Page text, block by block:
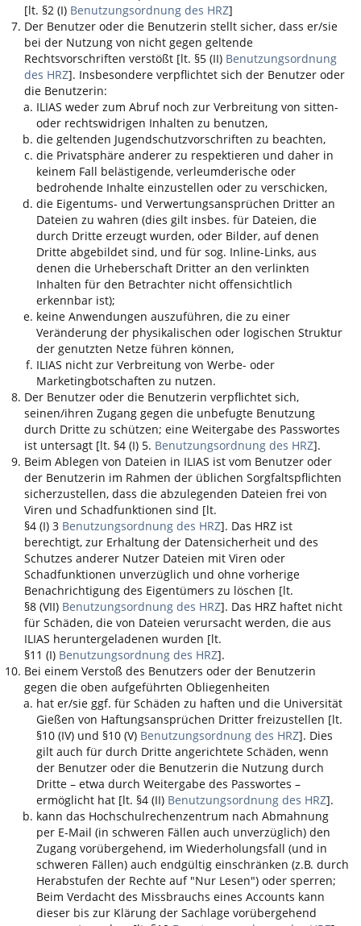
[lt. §2 (I) Benutzungsordnung des HRZ]
Der Benutzer oder die Benutzerin stellt sicher, dass er/sie
bei der Nutzung von nicht gegen geltende
Rechtsvorschriften verstößt [lt. §5 (II) Benutzungsordnung
des HRZ]. Insbesondere verpflichtet sich der Benutzer oder
die Benutzerin:
ILIAS weder zum Abruf noch zur Verbreitung von sitten-
oder rechtswidrigen Inhalten zu benutzen,
die geltenden Jugendschutzvorschriften zu beachten,
die Privatsphäre anderer zu respektieren und daher in
keinem Fall belästigende, verleumderische oder
bedrohende Inhalte einzustellen oder zu verschicken,
die Eigentums- und Verwertungsansprüchen Dritter an
Dateien zu wahren (dies gilt insbes. für Dateien, die
durch Dritte erzeugt wurden, oder Bilder, auf denen
Dritte abgebildet sind, und für sog. Inline-Links, aus
denen die Urheberschaft Dritter an den verlinkten
Inhalten für den Betrachter nicht offensichtlich
erkennbar ist);
keine Anwendungen auszuführen, die zu einer
Veränderung der physikalischen oder logischen Struktur
der genutzten Netze führen können,
ILIAS nicht zur Verbreitung von Werbe- oder
Marketingbotschaften zu nutzen.
Der Benutzer oder die Benutzerin verpflichtet sich,
seinen/ihren Zugang gegen die unbefugte Benutzung
durch Dritte zu schützen; eine Weitergabe des Passwortes
ist untersagt [lt. §4 (I) 5. Benutzungsordnung des HRZ].
Beim Ablegen von Dateien in ILIAS ist vom Benutzer oder
der Benutzerin im Rahmen der üblichen Sorgfaltspflichten
sicherzustellen, dass die abzulegenden Dateien frei von
Viren und Schadfunktionen sind [lt.
§4 (I) 3 Benutzungsordnung des HRZ]. Das HRZ ist
berechtigt, zur Erhaltung der Datensicherheit und des
Schutzes anderer Nutzer Dateien mit Viren oder
Schadfunktionen unverzüglich und ohne vorherige
Benachrichtigung des Eigentümers zu löschen [lt.
§8 (VII) Benutzungsordnung des HRZ]. Das HRZ haftet nicht
für Schäden, die von Dateien verursacht werden, die aus
ILIAS heruntergeladenen wurden [lt.
§11 (I) Benutzungsordnung des HRZ].
Bei einem Verstoß des Benutzers oder der Benutzerin
gegen die oben aufgeführten Obliegenheiten
hat er/sie ggf. für Schäden zu haften und die Universität
Gießen von Haftungsansprüchen Dritter freizustellen [lt.
§10 (IV) und §10 (V) Benutzungsordnung des HRZ]. Dies
gilt auch für durch Dritte angerichtete Schäden, wenn
der Benutzer oder die Benutzerin die Nutzung durch
Dritte – etwa durch Weitergabe des Passwortes –
ermöglicht hat [lt. §4 (II) Benutzungsordnung des HRZ].
kann das Hochschulrechenzentrum nach Abmahnung
per E-Mail (in schweren Fällen auch unverzüglich) den
Zugang vorübergehend, im Wiederholungsfall (und in
schweren Fällen) auch endgültig einschränken (z.B. durch
Herabstufen der Rechte auf "Nur Lesen") oder sperren;
Beim Verdacht des Missbrauchs eines Accounts kann
dieser bis zur Klärung der Sachlage vorübergehend